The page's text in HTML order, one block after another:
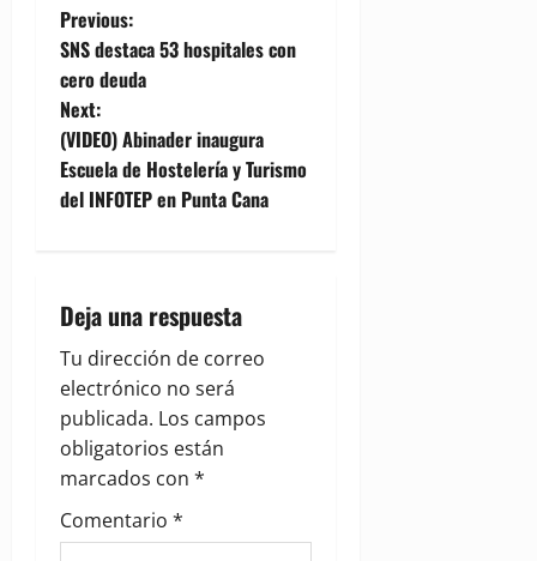
P
o
s
t
v
i
g
a
t
Previous:
SNS destaca 53 hospitales con
cero deuda
Next:
(VIDEO) Abinader inaugura
Escuela de Hostelería y Turismo
del INFOTEP en Punta Cana
Deja una respuesta
Tu dirección de correo
electrónico no será
publicada. Los campos
obligatorios están
marcados con *
Comentario *